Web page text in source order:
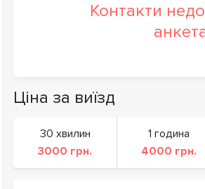
Контакти
Ціна за виїзд
30 хвилин
3000 грн.
1 година
4000 грн.